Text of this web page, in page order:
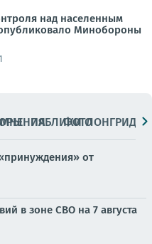
над населенным
Минобороны
МНЕНИЯПАБЛИКИ
ФОТОЛОНГРИДЫ
от
в зоне СВО на 7 августа